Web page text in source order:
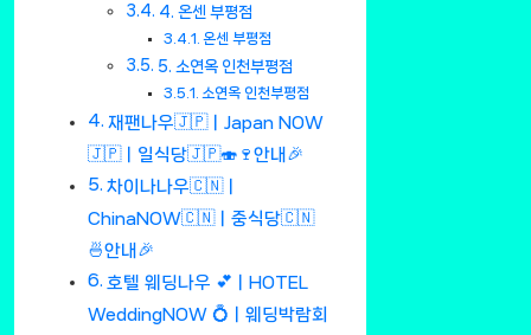
4. 온센 부평점
온센 부평점
5. 소연옥 인천부평점
소연옥 인천부평점
재팬나우🇯🇵ㅣJapan NOW
🇯🇵ㅣ일식당🇯🇵🍣🍷안내🎉
차이나나우🇨🇳ㅣ
ChinaNOW🇨🇳ㅣ중식당🇨🇳
🍜안내🎉
호텔 웨딩나우 💕ㅣHOTEL
WeddingNOW 💍ㅣ웨딩박람회